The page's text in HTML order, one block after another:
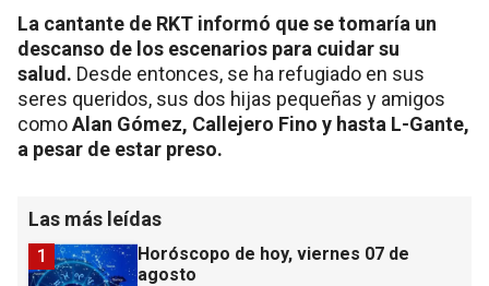
La cantante de RKT informó que se tomaría un
descanso de los escenarios para cuidar su
salud. Desde entonces, se ha refugiado en sus
seres queridos, sus dos hijas pequeñas y amigos
comoAlan Gómez, Callejero Fino y hasta L-Gante,
a pesar de estar preso.
Las más leídas
Horóscopo de hoy, viernes 07 de
agosto
1